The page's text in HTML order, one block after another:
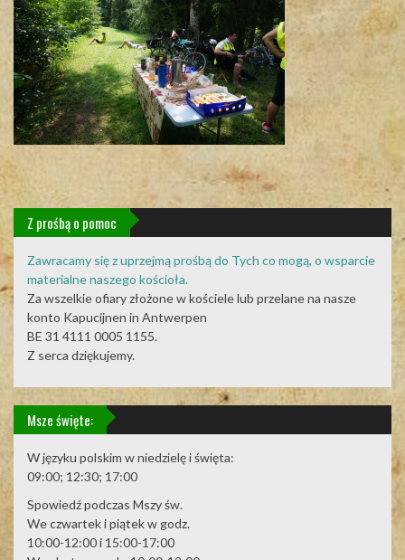
Z prośbą o pomoc
Zawracamy się z uprzejmą prośbą do Tych co mogą, o wsparcie
materialne naszego kościoła.
Za wszelkie ofiary złożone w kościele lub przelane na nasze
konto Kapucijnen in Antwerpen
BE 31 4111 0005 1155.
Z serca dziękujemy.
Msze święte:
W języku polskim w niedzielę i święta:
09:00; 12:30; 17:00
Spowiedź podczas Mszy św.
We czwartek i piątek w godz.
10:00-12:00 i 15:00-17:00